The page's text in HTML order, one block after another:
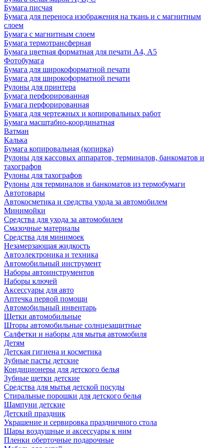
Бумага писчая
Бумага для переноса изображения на ткань и с магнитным
слоем
Бумага с магнитным слоем
Бумага термотрансферная
Бумага цветная форматная для печати А4, А5
Фотобумага
Бумага для широкоформатной печати
Бумага для широкоформатной печати
Рулоны для принтера
Бумага перфорированная
Бумага перфорированная
Бумага для чертежных и копировальных работ
Бумага масштабно-координатная
Ватман
Калька
Бумага копировальная (копирка)
Рулоны для кассовых аппаратов, терминалов, банкоматов и
тахографов
Рулоны для тахографов
Рулоны для терминалов и банкоматов из термобумаги
Автотовары
Автокосметика и средства ухода за автомобилем
Минимойки
Средства для ухода за автомобилем
Смазочные материалы
Средства для минимоек
Незамерзающая жидкость
Автоэлектроника и техника
Автомобильный инструмент
Наборы автоинструментов
Наборы ключей
Аксессуары для авто
Аптечка первой помощи
Автомобильный инвентарь
Щетки автомобильные
Шторы автомобильные солнцезащитные
Салфетки и наборы для мытья автомобиля
Детям
Детская гигиена и косметика
Зубные пасты детские
Кондиционеры для детского белья
Зубные щетки детские
Средства для мытья детской посуды
Стиральные порошки для детского белья
Шампуни детские
Детский праздник
Украшение и сервировка праздничного стола
Шары воздушные и аксессуары к ним
Пленки оберточные подарочные